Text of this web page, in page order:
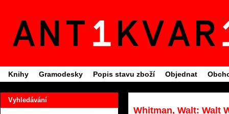
Knihy Gramodesky Popis stavu zboží Objednat
Vyhledávání
Whitman, Walt: Walt